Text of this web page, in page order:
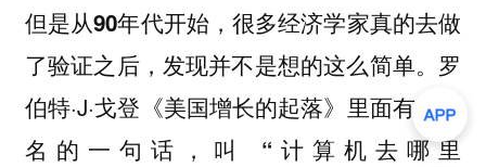
但是从90年代开始，很多经济学家真的去做
了验证之后，发现并不是想的这么简单。罗
伯特·J·戈登《美国增长的起落》里面有很有
名的一句话，叫 “计算机去哪里